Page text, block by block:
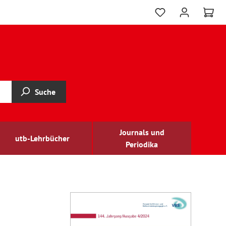
Suche
utb-Lehrbücher
Journals und
Periodika